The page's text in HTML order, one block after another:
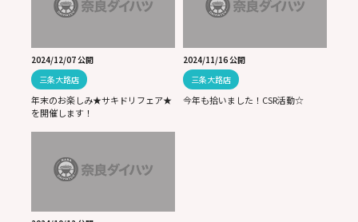
2024/12/07 公開
三条大路店
年末のお楽しみ★サキドリフェア★
を開催します！
2024/11/16 公開
三条大路店
今年も拾いました！CSR活動☆